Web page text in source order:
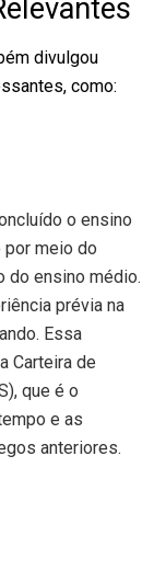
divulgou
como:
o ensino
por meio do
do ensino médio.
prévia na
Essa
Carteira de
que é o
e as
anteriores.